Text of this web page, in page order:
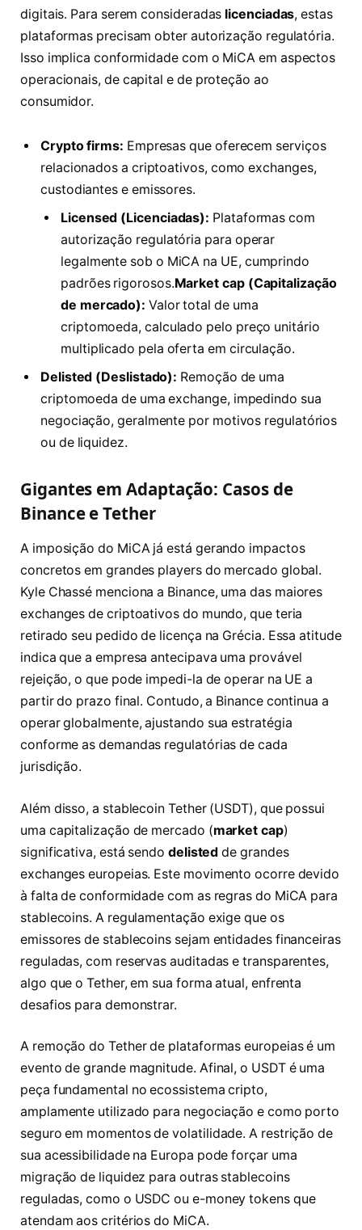
digitais. Para serem consideradas licenciadas, estas
plataformas precisam obter autorização regulatória.
Isso implica conformidade com o MiCA em aspectos
operacionais, de capital e de proteção ao
consumidor.
Crypto firms: Empresas que oferecem serviços
relacionados a criptoativos, como exchanges,
custodiantes e emissores.
Licensed (Licenciadas): Plataformas com
autorização regulatória para operar
legalmente sob o MiCA na UE, cumprindo
padrões rigorosos.Market cap (Capitalização
de mercado): Valor total de uma
criptomoeda, calculado pelo preço unitário
multiplicado pela oferta em circulação.
Delisted (Deslistado): Remoção de uma
criptomoeda de uma exchange, impedindo sua
negociação, geralmente por motivos regulatórios
ou de liquidez.
Gigantes em Adaptação: Casos de
Binance e Tether
A imposição do MiCA já está gerando impactos
concretos em grandes players do mercado global.
Kyle Chassé menciona a Binance, uma das maiores
exchanges de criptoativos do mundo, que teria
retirado seu pedido de licença na Grécia. Essa atitude
indica que a empresa antecipava uma provável
rejeição, o que pode impedi-la de operar na UE a
partir do prazo final. Contudo, a Binance continua a
operar globalmente, ajustando sua estratégia
conforme as demandas regulatórias de cada
jurisdição.
Além disso, a stablecoin Tether (USDT), que possui
uma capitalização de mercado (market cap)
significativa, está sendo delisted de grandes
exchanges europeias. Este movimento ocorre devido
à falta de conformidade com as regras do MiCA para
stablecoins. A regulamentação exige que os
emissores de stablecoins sejam entidades financeiras
reguladas, com reservas auditadas e transparentes,
algo que o Tether, em sua forma atual, enfrenta
desafios para demonstrar.
A remoção do Tether de plataformas europeias é um
evento de grande magnitude. Afinal, o USDT é uma
peça fundamental no ecossistema cripto,
amplamente utilizado para negociação e como porto
seguro em momentos de volatilidade. A restrição de
sua acessibilidade na Europa pode forçar uma
migração de liquidez para outras stablecoins
reguladas, como o USDC ou e-money tokens que
atendam aos critérios do MiCA.